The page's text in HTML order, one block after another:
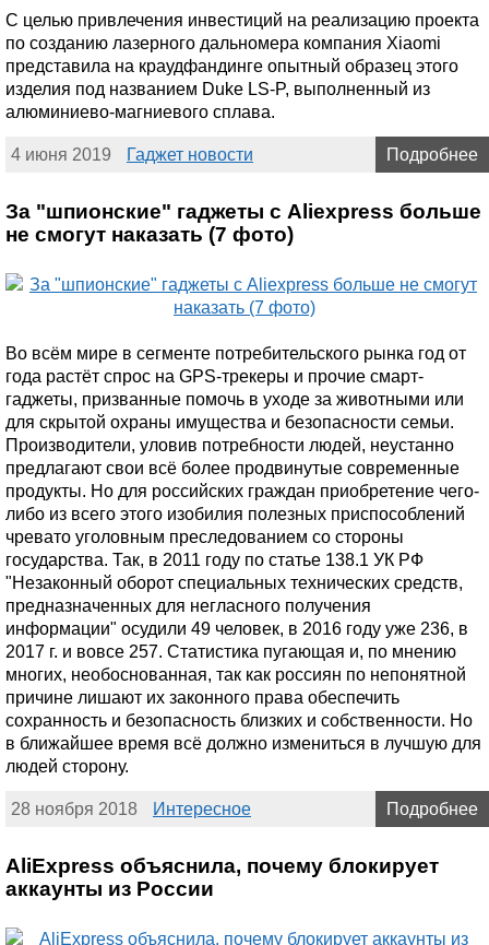
С целью привлечения инвестиций на реализацию проекта
по созданию лазерного дальномера компания Xiaomi
представила на краудфандинге опытный образец этого
изделия под названием Duke LS-P, выполненный из
алюминиево-магниевого сплава.
4 июня 2019 Гаджет новости Подробнее
За "шпионские" гаджеты с Aliexpress больше
не смогут наказать (7 фото)
Во всём мире в сегменте потребительского рынка год от
года растёт спрос на GPS-трекеры и прочие смарт-
гаджеты, призванные помочь в уходе за животными или
для скрытой охраны имущества и безопасности семьи.
Производители, уловив потребности людей, неустанно
предлагают свои всё более продвинутые современные
продукты. Но для российских граждан приобретение чего-
либо из всего этого изобилия полезных приспособлений
чревато уголовным преследованием со стороны
государства. Так, в 2011 году по статье 138.1 УК РФ
"Незаконный оборот специальных технических средств,
предназначенных для негласного получения
информации" осудили 49 человек, в 2016 году уже 236, в
2017 г. и вовсе 257. Статистика пугающая и, по мнению
многих, необоснованная, так как россиян по непонятной
причине лишают их законного права обеспечить
сохранность и безопасность близких и собственности. Но
в ближайшее время всё должно измениться в лучшую для
людей сторону.
28 ноября 2018 Интересное Подробнее
AliExpress объяснила, почему блокирует
аккаунты из России